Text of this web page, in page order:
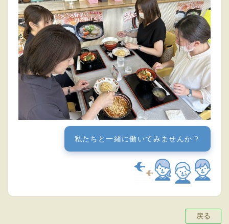
私たちと一緒に働いてみませんか？
戻る